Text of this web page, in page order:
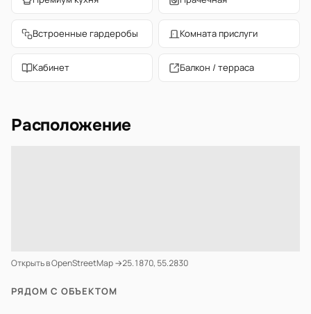
Встроенные гардеробы Комната прислуги
Кабинет Балкон / терраса
Расположение
Открыть в OpenStreetMap →25.1870, 55.2830
РЯДОМ С ОБЪЕКТОМ